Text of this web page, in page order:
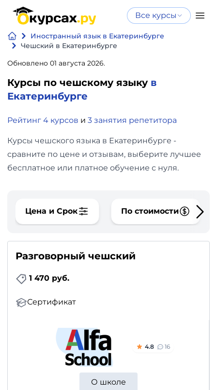
Все курсы
Иностранный язык в Екатеринбурге
Чешский в Екатеринбурге
Обновлено 01 августа 2026.
Курсы по чешскому языку в
Екатеринбурге
Рейтинг 4 курсов и 3 занятия репетитора
Курсы чешского языка в Екатеринбурге -
сравните по цене и отзывам, выберите лучшее
бесплатное или платное обучение с нуля.
Цена и Срок По стоимости
Разговорный чешский
1 470 руб.
Сертификат
4.8 16
О школе
Нейросеть
и ИИ
Программирование
Бизнес
финансы
Дизайн
фото,
Маркетинг
Иностранный
язык
детей
Красота,
здоровье,
Нейросеть и ИИ
интеллекту
Курсы по нейросетям